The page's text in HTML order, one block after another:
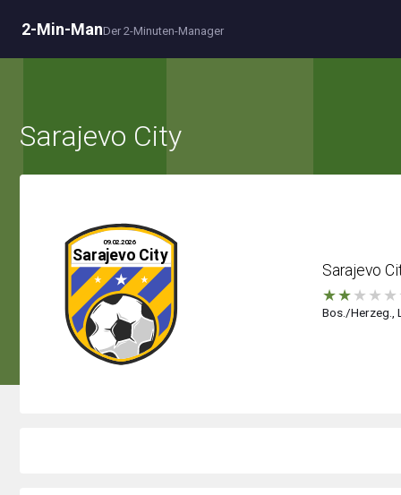
2-Min-ManDer 2-Minuten-Manager
Sarajevo City
Sarajevo
★★★ ★ ★
Bos./Herzeg.,